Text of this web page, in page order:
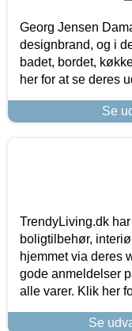
Georg Jensen
designbrand, og i
badet, bordet,
her for at se deres
Se
TrendyLiving.dk
boligtilbehør,
hjemmet via deres
gode anmeldelser
alle varer. Klik her
Se